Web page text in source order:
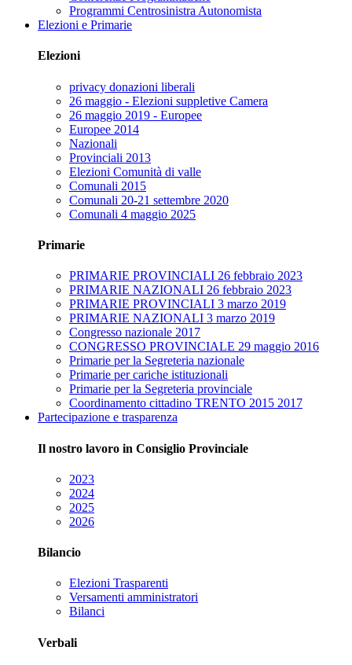
Programmi Centrosinistra Autonomista
Elezioni e Primarie
Elezioni
privacy donazioni liberali
26 maggio - Elezioni suppletive Camera
26 maggio 2019 - Europee
Europee 2014
Nazionali
Provinciali 2013
Elezioni Comunità di valle
Comunali 2015
Comunali 20-21 settembre 2020
Comunali 4 maggio 2025
Primarie
PRIMARIE PROVINCIALI 26 febbraio 2023
PRIMARIE NAZIONALI 26 febbraio 2023
PRIMARIE PROVINCIALI 3 marzo 2019
PRIMARIE NAZIONALI 3 marzo 2019
Congresso nazionale 2017
CONGRESSO PROVINCIALE 29 maggio 2016
Primarie per la Segreteria nazionale
Primarie per cariche istituzionali
Primarie per la Segreteria provinciale
Coordinamento cittadino TRENTO 2015 2017
Partecipazione e trasparenza
Il nostro lavoro in Consiglio Provinciale
2023
2024
2025
2026
Bilancio
Elezioni Trasparenti
Versamenti amministratori
Bilanci
Verbali